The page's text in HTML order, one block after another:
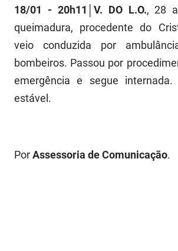
18/01 - 20h11│V. DO L.O., 28
queimadura, procedente do
veio conduzida por
bombeiros. Passou por
emergência e segue internada.
estável.
PorAssessoria de Comunicação.